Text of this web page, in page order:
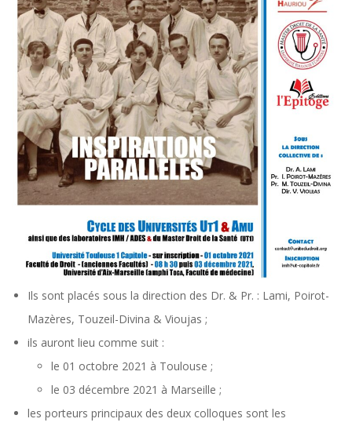
Ils sont placés sous la direction des Dr. & Pr. : Lami, Poirot-
Mazères, Touzeil-Divina & Vioujas ;
ils auront lieu comme suit :
le 01 octobre 2021 à Toulouse ;
le 03 décembre 2021 à Marseille ;
les porteurs principaux des deux colloques sont les